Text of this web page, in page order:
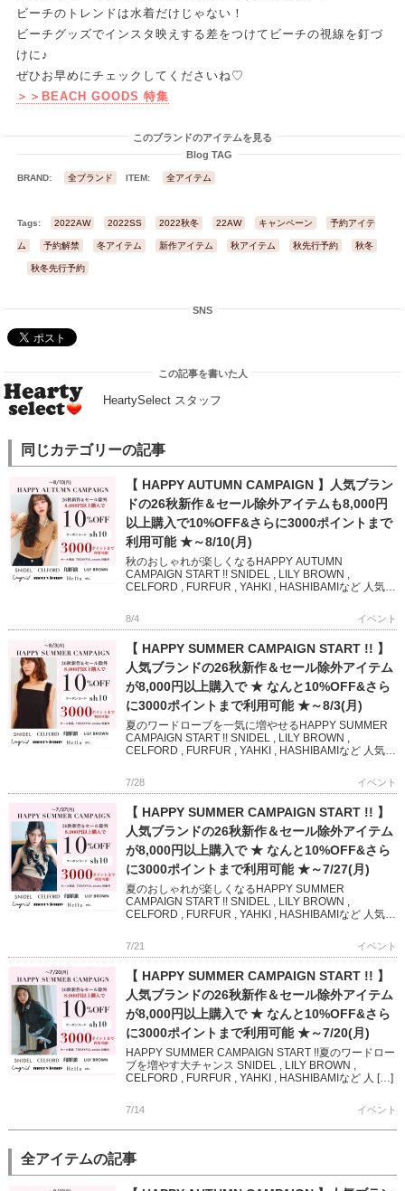
ビーチのトレンドは水着だけじゃない！
ビーチグッズでインスタ映えする差をつけてビーチの視線を釘づ
けに♪
ぜひお早めにチェックしてくださいね♡
＞＞BEACH GOODS 特集
このブランドのアイテムを見る
Blog TAG
BRAND: 全ブランド ITEM: 全アイテム
Tags: 2022AW 2022SS 2022秋冬 22AW キャンペーン 予約アイテ
ム 予約解禁 冬アイテム 新作アイテム 秋アイテム 秋先行予約 秋冬
秋冬先行予約
SNS
この記事を書いた人
HeartySelect スタッフ
同じカテゴリーの記事
【 HAPPY AUTUMN CAMPAIGN 】人気ブラン
ドの26秋新作＆セール除外アイテムも8,000円
以上購入で10%OFF&さらに3000ポイントまで
利用可能 ★～8/10(月)
秋のおしゃれが楽しくなるHAPPY AUTUMN
CAMPAIGN START !! SNIDEL , LILY BROWN ,
CELFORD , FURFUR , YAHKI , HASHIBAMIなど 人気ブ
8/4 イベント
【 HAPPY SUMMER CAMPAIGN START !! 】
人気ブランドの26秋新作＆セール除外アイテム
が8,000円以上購入で ★ なんと10%OFF&さら
に3000ポイントまで利用可能 ★～8/3(月)
夏のワードローブを一気に増やせるHAPPY SUMMER
CAMPAIGN START !! SNIDEL , LILY BROWN ,
CELFORD , FURFUR , YAHKI , HASHIBAMIなど 人気
7/28 イベント
【 HAPPY SUMMER CAMPAIGN START !! 】
人気ブランドの26秋新作＆セール除外アイテム
が8,000円以上購入で ★ なんと10%OFF&さら
に3000ポイントまで利用可能 ★～7/27(月)
夏のおしゃれが楽しくなるHAPPY SUMMER
CAMPAIGN START !! SNIDEL , LILY BROWN ,
CELFORD , FURFUR , YAHKI , HASHIBAMIなど 人気ブ
7/21 イベント
【 HAPPY SUMMER CAMPAIGN START !! 】
人気ブランドの26秋新作＆セール除外アイテム
が8,000円以上購入で ★ なんと10%OFF&さら
に3000ポイントまで利用可能 ★～7/20(月)
HAPPY SUMMER CAMPAIGN START !!夏のワードロー
ブを増やす大チャンス SNIDEL , LILY BROWN ,
CELFORD , FURFUR , YAHKI , HASHIBAMIなど 人 […]
7/14 イベント
全アイテムの記事